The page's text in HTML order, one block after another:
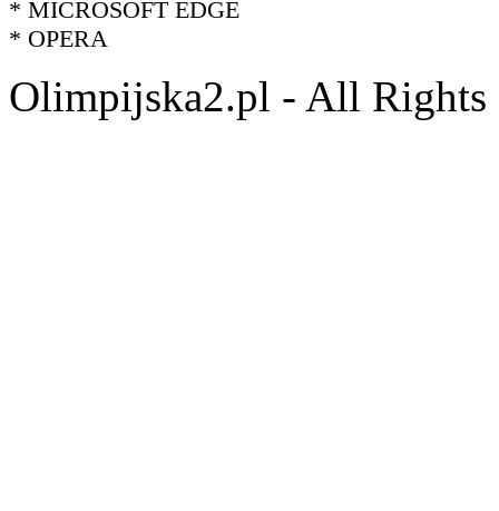
* MICROSOFT EDGE
* OPERA
Olimpijska2.pl - All Rights